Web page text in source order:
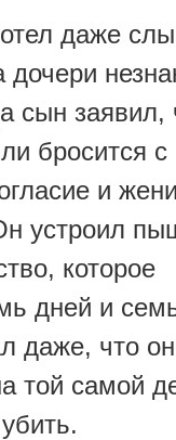
даже
сын заявил,
бросится
и
устроил
которое
дней и
даже, что
той самой